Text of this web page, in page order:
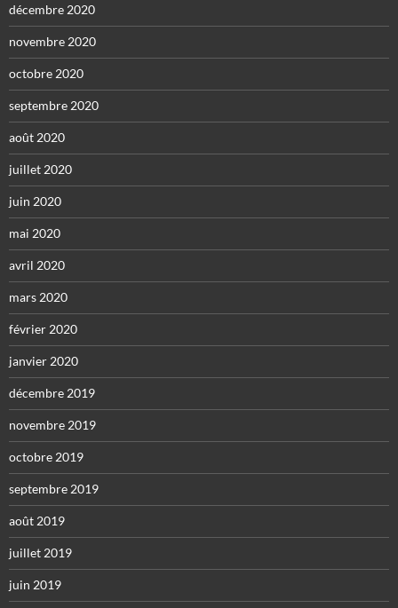
décembre 2020
novembre 2020
octobre 2020
septembre 2020
août 2020
juillet 2020
juin 2020
mai 2020
avril 2020
mars 2020
février 2020
janvier 2020
décembre 2019
novembre 2019
octobre 2019
septembre 2019
août 2019
juillet 2019
juin 2019